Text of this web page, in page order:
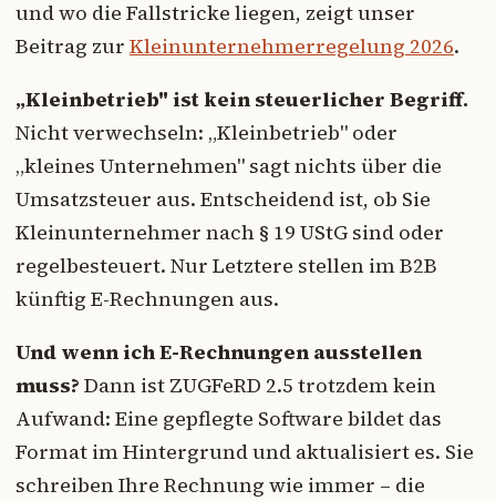
und wo die Fallstricke liegen, zeigt unser
Beitrag zur Kleinunternehmerregelung 2026.
„Kleinbetrieb" ist kein steuerlicher Begriff.
Nicht verwechseln: „Kleinbetrieb" oder
„kleines Unternehmen" sagt nichts über die
Umsatzsteuer aus. Entscheidend ist, ob Sie
Kleinunternehmer nach § 19 UStG sind oder
regelbesteuert. Nur Letztere stellen im B2B
künftig E-Rechnungen aus.
Und wenn ich E-Rechnungen ausstellen
muss? Dann ist ZUGFeRD 2.5 trotzdem kein
Aufwand: Eine gepflegte Software bildet das
Format im Hintergrund und aktualisiert es. Sie
schreiben Ihre Rechnung wie immer – die